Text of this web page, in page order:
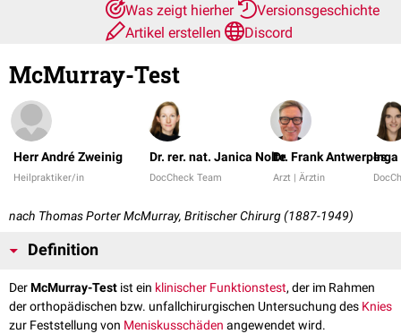
Was zeigt hierher
Versionsgeschichte
Artikel erstellen
Discord
McMurray-Test
Herr André Zweinig
Heilpraktiker/in
Dr. rer. nat. Janica Nolte
DocCheck Team
Dr. Frank Antwerpes
Arzt | Ärztin
Inga
nach Thomas Porter McMurray, Britischer Chirurg (1887-1949)
Definition
DerMcMurray-Test ist ein klinischer Funktionstest, der im Rahmen
der orthopädischen bzw. unfallchirurgischen Untersuchung des Knies
zur Feststellung von Meniskusschäden angewendet wird.